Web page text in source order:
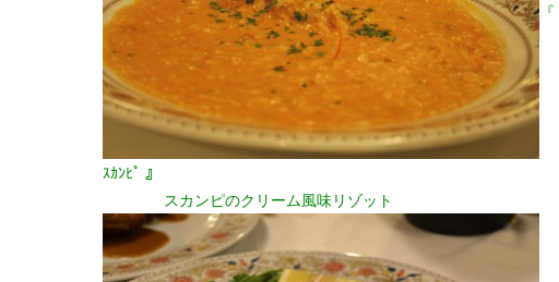
『
ｽｶﾝﾋﾟ 』
スカンピのクリーム風味リゾット